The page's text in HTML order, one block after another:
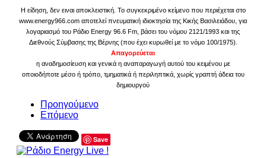
Η είδηση, δεν ειναι αποκλειστική. Το συγκεκριμένο κείμενο που περιέχεται στο
www.energy966.com αποτελεί πνευματική ιδιοκτησία της Κικής Βασιλειάδου, για
λογαριασμό του Ράδιο Energy 96.6 Fm, βάσει του νόμου 2121/1993 και της
Διεθνούς Σύμβασης της Βέρνης (που έχει κυρωθεί με το νόμο 100/1975).
Απαγορεύεται
η αναδημοσίευση και γενικά η αναπαραγωγή αυτού του κειμένου με
οποιοδήποτε μέσο ή τρόπο, τμηματικά ή περιληπτικά, χωρίς γραπτή άδεια του
δημιουργού
Προηγούμενο
Επόμενο
Save